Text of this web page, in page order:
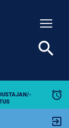
alarm
exit_to_app
search